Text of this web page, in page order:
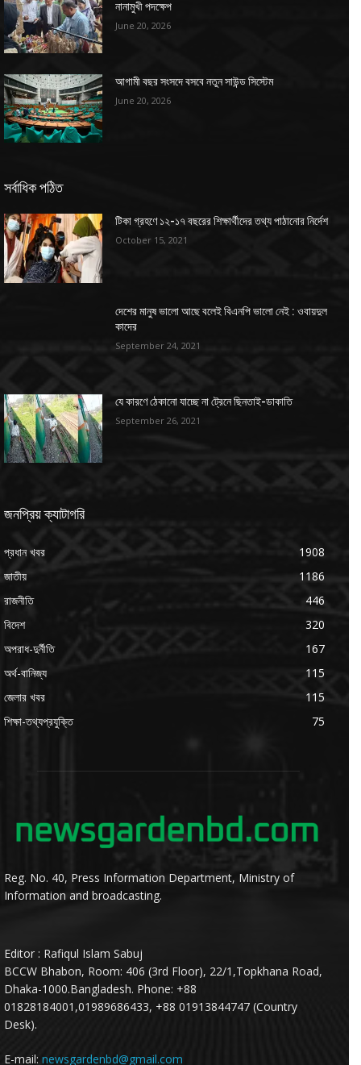
নানামুখী পদক্ষেপ
June 20, 2026
আগামী বছর সংসদে বসবে নতুন সাউন্ড সিস্টেম
June 20, 2026
সর্বাধিক পঠিত
টিকা গ্রহণে ১২-১৭ বছরের শিক্ষার্থীদের তথ্য পাঠানোর নির্দেশ
October 15, 2021
দেশের মানুষ ভালো আছে বলেই বিএনপি ভালো নেই : ওবায়দুল
কাদের
September 24, 2021
যে কারণে ঠেকানো যাচ্ছে না ট্রেনে ছিনতাই-ডাকাতি
September 26, 2021
জনপ্রিয় ক্যাটাগরি
প্রধান খবর
1908
জাতীয়
1186
রাজনীতি
446
বিদেশ
320
অপরাধ-দুর্নীতি
167
অর্থ-বানিজ্য
115
জেলার খবর
115
শিক্ষা-তথ্যপ্রযুক্তি
75
Reg. No. 40, Press Information Department, Ministry of
Information and broadcasting.
Editor : Rafiqul Islam Sabuj
BCCW Bhabon, Room: 406 (3rd Floor), 22/1,Topkhana Road,
Dhaka-1000.Bangladesh. Phone: +88
01828184001,01989686433, +88 01913844747 (Country
Desk).
E-mail: newsgardenbd@gmail.com